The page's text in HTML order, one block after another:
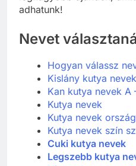
adhatunk!
Nevet
Hogyan válassz
Kislány kutya
Kan kutya nevek A
Kutya nevek
Kutya nevek
Kutya nevek szín
Cuki kutya nevek
Legszebb kutya